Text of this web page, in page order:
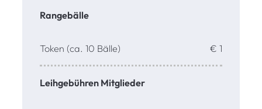
Rangebälle
Token (ca. 10 Bälle) € 1
Leihgebühren Mitglieder